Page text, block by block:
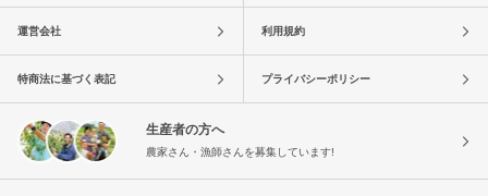
運営会社 利用規約
特商法に基づく表記 プライバシーポリシー
生産者の方へ
農家さん・漁師さんを募集しています!